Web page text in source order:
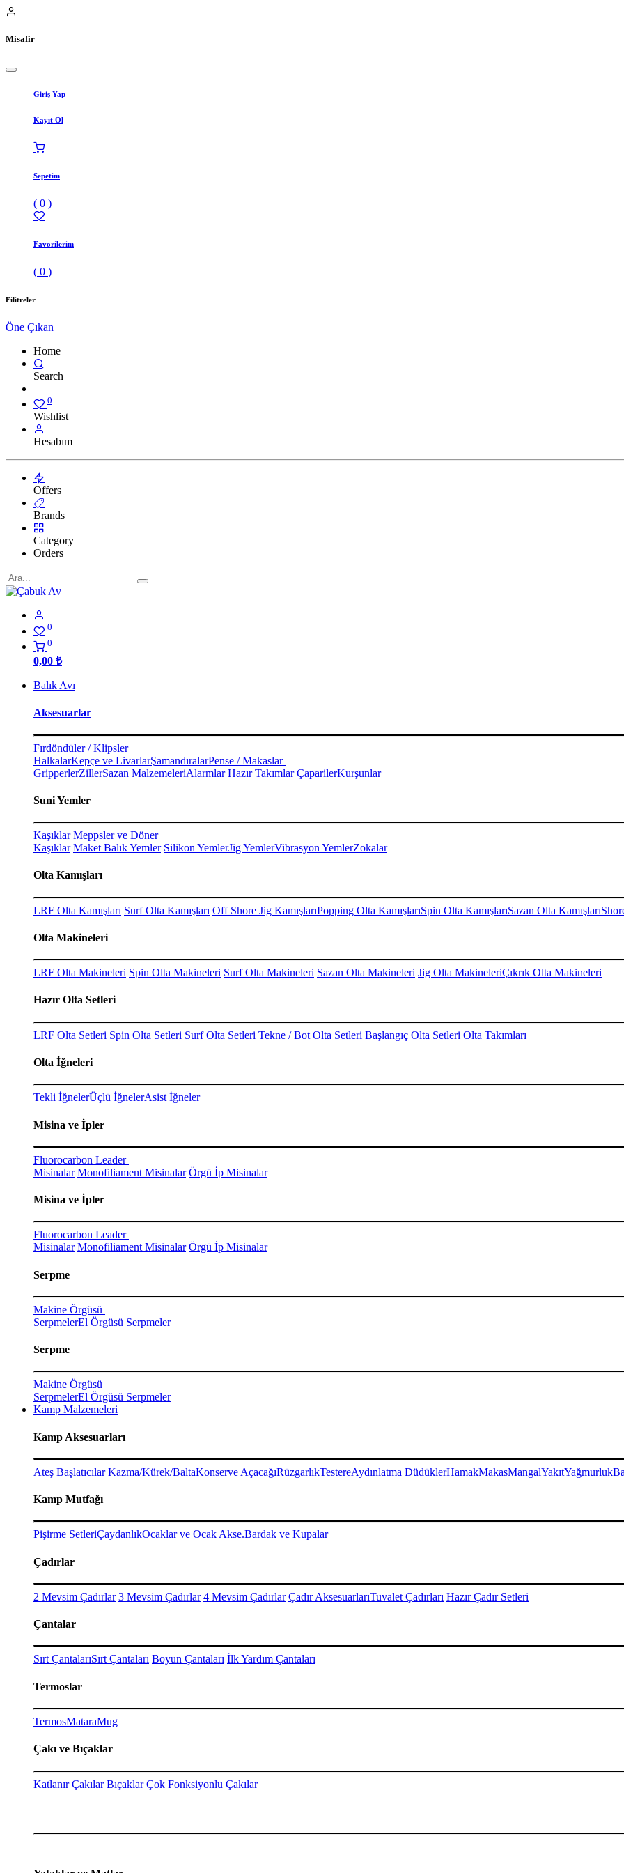
Misafir
Giriş Yap
Kayıt Ol
Sepetim
( 0 )
Favorilerim
( 0 )
Filitreler
Öne Çıkan
Home
Search
0
Wishlist
Hesabım
Offers
Brands
Category
Orders
0
0
0,00 ₺
Balık Avı
Aksesuarlar
Fırdöndüler / Klipsler
HalkalarKepçe ve LivarlarŞamandıralarPense / Makaslar
GripperlerZillerSazan MalzemeleriAlarmlar Hazır Takımlar ÇaparilerKurşunlar
Suni Yemler
Kaşıklar Meppsler ve Döner
Kaşıklar Maket Balık Yemler Silikon YemlerJig YemlerVibrasyon YemlerZokalar
Olta Kamışları
LRF Olta Kamışları Surf Olta Kamışları Off Shore Jig KamışlarıPopping Olta KamışlarıSpin Olta KamışlarıSazan Olta Kamışları
Olta Makineleri
LRF Olta Makineleri Spin Olta Makineleri Surf Olta Makineleri Sazan Olta Makineleri Jig Olta MakineleriÇıkrık Olta Makineleri
Hazır Olta Setleri
LRF Olta Setleri Spin Olta Setleri Surf Olta Setleri Tekne / Bot Olta Setleri Başlangıç Olta Setleri Olta Takımları
Olta İğneleri
Tekli İğnelerÜçlü İğnelerAsist İğneler
Misina ve İpler
Fluorocarbon Leader
Misinalar Monofiliament Misinalar Örgü İp Misinalar
Misina ve İpler
Fluorocarbon Leader
Misinalar Monofiliament Misinalar Örgü İp Misinalar
Serpme
Makine Örgüsü
SerpmelerEl Örgüsü Serpmeler
Serpme
Makine Örgüsü
SerpmelerEl Örgüsü Serpmeler
Kamp Malzemeleri
Kamp Aksesuarları
Ateş Başlatıcılar Kazma/Kürek/BaltaKonserve AçacağıRüzgarlıkTestereAydınlatma DüdüklerHamakMakasMangalYakıtYağmurluk
Kamp Mutfağı
Pişirme SetleriÇaydanlıkOcaklar ve Ocak Akse.Bardak ve Kupalar
Çadırlar
2 Mevsim Çadırlar 3 Mevsim Çadırlar 4 Mevsim Çadırlar Çadır AksesuarlarıTuvalet Çadırları Hazır Çadır Setleri
Çantalar
Sırt ÇantalarıSırt Çantaları Boyun Çantaları İlk Yardım Çantaları
Termoslar
TermosMataraMug
Çakı ve Bıçaklar
Katlanır Çakılar Bıçaklar Çok Fonksiyonlu Çakılar